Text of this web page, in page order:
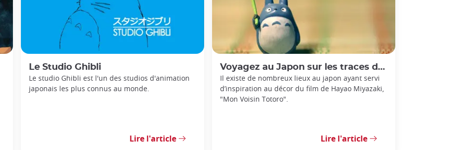
Le Studio Ghibli
Le studio Ghibli est l'un des studios d'animation
japonais les plus connus au monde.
Lire l'article
Voyagez au Japon sur les traces de Mon Voisin Totoro
Il existe de nombreux lieux au japon ayant servi
d’inspiration au décor du film de Hayao Miyazaki,
"Mon Voisin Totoro".
Lire l'article